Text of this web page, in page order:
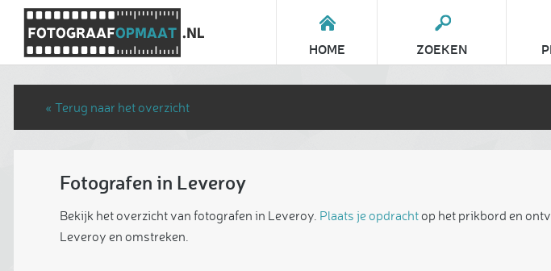
ZOEKEN
HOME
« Terug naar het overzicht
Fotografen in Leveroy
Bekijk het overzicht van fotografen in Leveroy. Plaats je opdrachtop het prikbord en
Leveroy en omstreken.